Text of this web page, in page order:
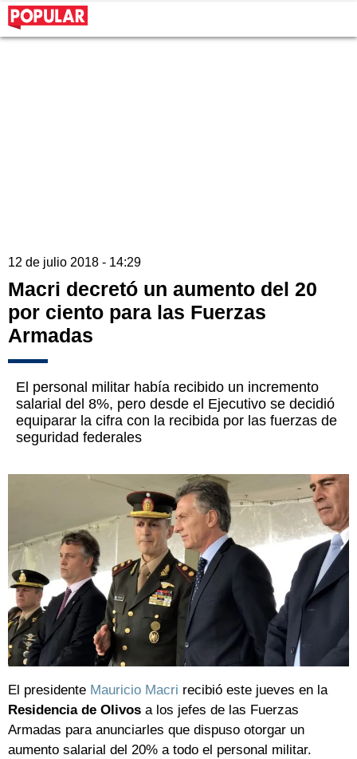
12 de julio 2018 - 14:29
Macri decretó un aumento del 20
por ciento para las Fuerzas
Armadas
El personal militar había recibido un incremento
salarial del 8%, pero desde el Ejecutivo se decidió
equiparar la cifra con la recibida por las fuerzas de
seguridad federales
El presidente Mauricio Macri recibió este jueves en la
Residencia de Olivos a los jefes de las Fuerzas
Armadas para anunciarles que dispuso otorgar un
aumento salarial del 20% a todo el personal militar.